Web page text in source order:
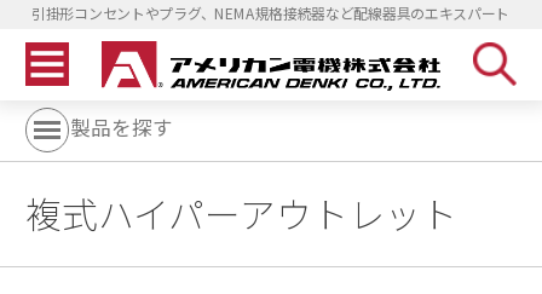
引掛形コンセントやプラグ、NEMA規格接続器など配線器具のエキスパート
製品を探す
複式ハイパーアウトレット